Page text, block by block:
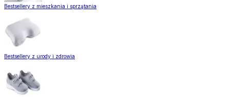
Bestsellery z mieszkania i sprzątania
Bestsellery z urody i zdrowia